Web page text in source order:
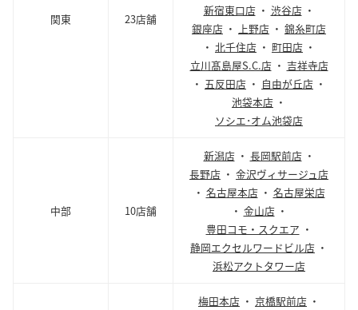
関東 23店舗
新宿東口店・ 渋谷店・
銀座店 ・ 上野店 ・ 錦糸町店
・ 北千住店 ・ 町田店 ・
立川髙島屋S.C.店・ 吉祥寺店
・ 五反田店 ・ 自由が丘店 ・
池袋本店 ・
ソシエ･オム池袋店
中部 10店舗
新潟店・ 長岡駅前店・
長野店 ・ 金沢ヴィサージュ店
・ 名古屋本店・ 名古屋栄店
・ 金山店・
豊田コモ・スクエア ・
静岡エクセルワードビル店 ・
浜松アクトタワー店
梅田本店 ・ 京橋駅前店 ・